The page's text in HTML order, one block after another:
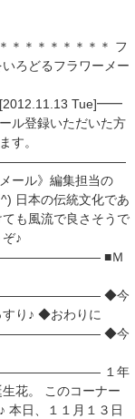
＊＊＊＊＊＊＊＊ フ
ろどるフラワーメー
Tue]━━
ル登録いただいた方
す。
ール》編集担当の
日本の伝統文化であ
も風流で良さそうで
♪
■Ｍ
◆今
り♪ ◆おわりに
◆今
１年
花。 このコーナー
本日、１１月１３日